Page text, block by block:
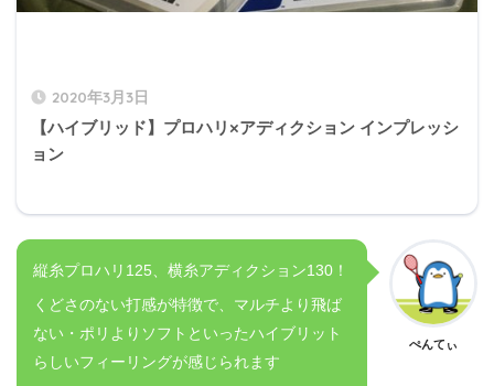
2020年3月3日
【ハイブリッド】プロハリ×アディクション インプレッシ
ョン
縦糸プロハリ125、横糸アディクション130！
くどさのない打感が特徴で、マルチより飛ば
ない・ポリよりソフトといったハイブリット
らしいフィーリングが感じられます
ぺんてぃ